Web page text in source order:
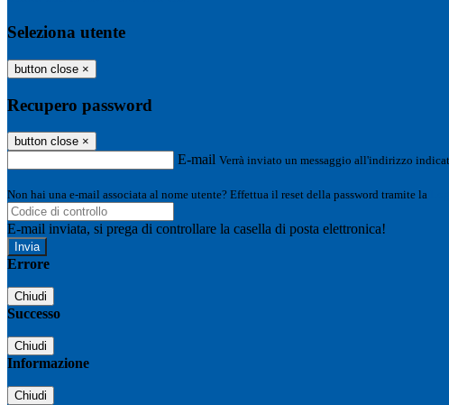
Seleziona utente
button close ×
Recupero password
button close ×
E-mail Verrà inviato un messaggio all'indirizzo
Non hai una e-mail associata al nome utente? Effettua il reset della password tramite la
E-mail inviata, si prega di controllare la casella di posta elettronica!
Errore
Chiudi
Successo
Chiudi
Informazione
Chiudi